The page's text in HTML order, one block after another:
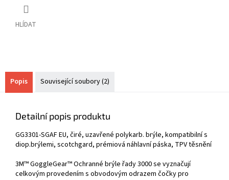
HLÍDAT
Popis Související soubory (2)
Detailní popis produktu
GG3301-SGAF EU, čiré, uzavřené polykarb. brýle, kompatibilní s
diop.brýlemi, scotchgard, prémiová náhlavní páska, TPV těsnění
3M™ GoggleGear™ Ochranné brýle řady 3000 se vyznačují
celkovým provedením s obvodovým odrazem čočky pro